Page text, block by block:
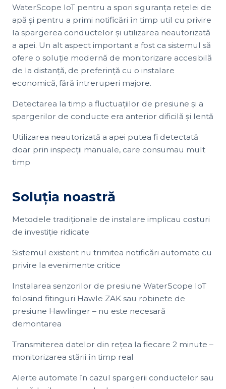
WaterScope IoT pentru a spori siguranța rețelei de
apă și pentru a primi notificări în timp util cu privire
la spargerea conductelor și utilizarea neautorizată
a apei. Un alt aspect important a fost ca sistemul să
ofere o soluție modernă de monitorizare accesibilă
de la distanță, de preferință cu o instalare
economică, fără întreruperi majore.
Detectarea la timp a fluctuațiilor de presiune și a
spargerilor de conducte era anterior dificilă și lentă
Utilizarea neautorizată a apei putea fi detectată
doar prin inspecții manuale, care consumau mult
timp
Soluția noastră
Metodele tradiționale de instalare implicau costuri
de investiție ridicate
Sistemul existent nu trimitea notificări automate cu
privire la evenimente critice
Instalarea senzorilor de presiune WaterScope IoT
folosind fitinguri Hawle ZAK sau robinete de
presiune Hawlinger – nu este necesară
demontarea
Transmiterea datelor din rețea la fiecare 2 minute –
monitorizarea stării în timp real
Alerte automate în cazul spargerii conductelor sau